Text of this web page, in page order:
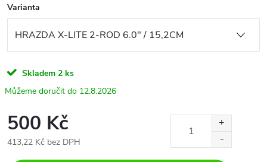
Varianta
Skladem 2 ks
12.8.2026
500 Kč
413,22 Kč bez DPH